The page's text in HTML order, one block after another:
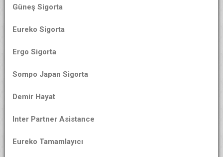
Güneş Sigorta
Eureko Sigorta
Ergo Sigorta
Sompo Japan Sigorta
Demir Hayat
Inter Partner Asistance
Eureko Tamamlayıcı